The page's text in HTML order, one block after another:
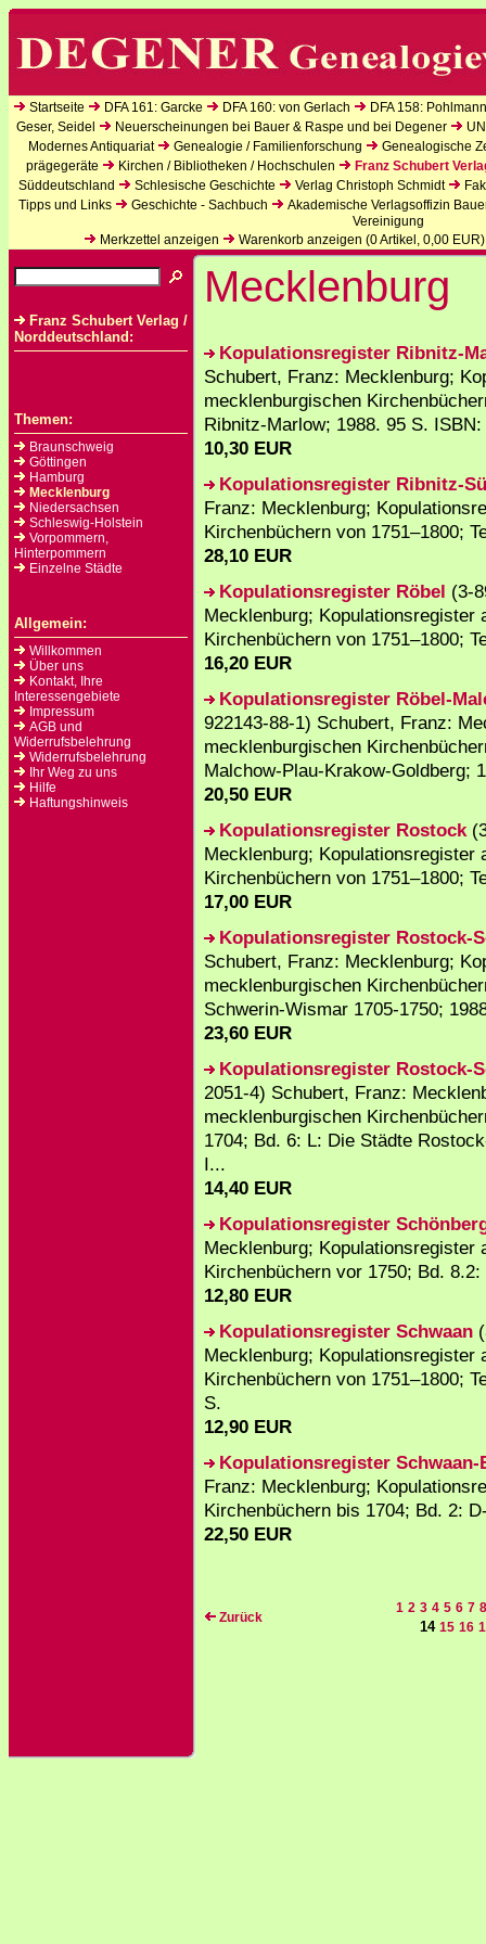
Startseite DFA 161: Garcke DFA 160: von Gerlach
DFA 158:
Geser, Seidel
Neuerscheinungen bei Bauer & Raspe und bei Degener
Modernes Antiquariat
Genealogie / Familienforschung
Genealogische
prägegeräte
Kirchen / Bibliotheken / Hochschulen
Franz Schubert
Süddeutschland
Schlesische Geschichte Verlag Christoph Schmidt
Tipps und Links
Geschichte - Sachbuch
Akademische Verlagsoffizin
Vereinigung
Merkzettel anzeigen
Warenkorb anzeigen (0Artikel, 0,00 EUR)
Franz Schubert Verlag /
Norddeutschland:
Themen:
Braunschweig
Göttingen
Hamburg
Mecklenburg
Niedersachsen
Schleswig-Holstein
Vorpommern,
Hinterpommern
Einzelne Städte
Allgemein:
Willkommen
Über uns
Kontakt, Ihre
Interessengebiete
Impressum
AGB und
Widerrufsbelehrung
Widerrufsbelehrung
Ihr Weg zu uns
Hilfe
Haftungshinweis
Mecklenburg
Kopulationsregister Ribnitz-
Schubert, Franz: Mecklenburg;
mecklenburgischen
Ribnitz-Marlow; 1988. 95 S.
10,30 EUR
Kopulationsregister Ribnitz-
Franz: Mecklenburg;
Kirchenbüchern von 1751–1800;
28,10 EUR
Kopulationsregister Röbel (3-
Mecklenburg; Kopulationsregister
Kirchenbüchern von 1751–1800;
16,20 EUR
Kopulationsregister Röbel-
922143-88-1) Schubert, Franz:
mecklenburgischen
Malchow-Plau-Krakow-Goldberg;
20,50 EUR
Kopulationsregister Rostock
Mecklenburg; Kopulationsregister
Kirchenbüchern von 1751–1800;
17,00 EUR
Kopulationsregister Rostock-
Schubert, Franz: Mecklenburg;
mecklenburgischen
Schwerin-Wismar 1705-1750;
23,60 EUR
Kopulationsregister Rostock-
2051-4) Schubert, Franz:
mecklenburgischen
1704; Bd. 6: L: Die Städte
I...
14,40 EUR
Kopulationsregister
Mecklenburg; Kopulationsregister
Kirchenbüchern vor 1750; Bd.
12,80 EUR
Kopulationsregister Schwaan
Mecklenburg; Kopulationsregister
Kirchenbüchern von 1751–1800;
S.
12,90 EUR
Kopulationsregister Schwaan-
Franz: Mecklenburg;
Kirchenbüchern bis 1704; Bd. 2:
22,50 EUR
Zurück
1 2 3 4 5 6 7 8
14 15 16